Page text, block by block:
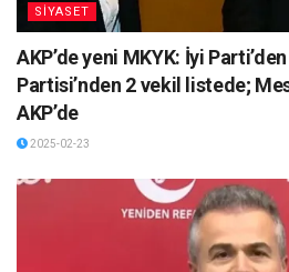
SİYASET
AKP’de yeni MKYK: İyi
Partisi’nden 2 vekil listede;
AKP’de
2025-02-23